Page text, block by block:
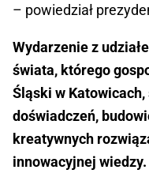
– powiedział
Wydarzenie z
świata, którego
Śląski w Katowicach,
doświadczeń,
kreatywnych
innowacyjnej wiedzy.